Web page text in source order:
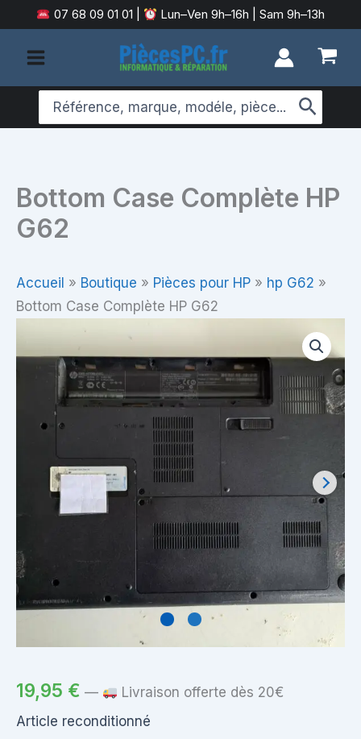
au
contenu
07 68 09 01 01 Lun–Ven 9h–16h | Sam 9h–13h
Search
for:
Bottom Case Complète HP
G62
Accueil » Boutique » Pièces pour HP » hp G62 »
Bottom Case Complète HP G62
19,95 € —
Livraison offerte dès 20€
Article reconditionné